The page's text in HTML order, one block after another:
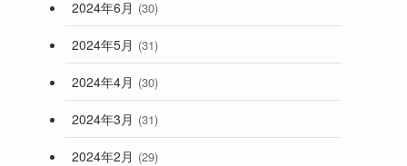
2024年6月 (30)
2024年5月 (31)
2024年4月 (30)
2024年3月 (31)
2024年2月 (29)